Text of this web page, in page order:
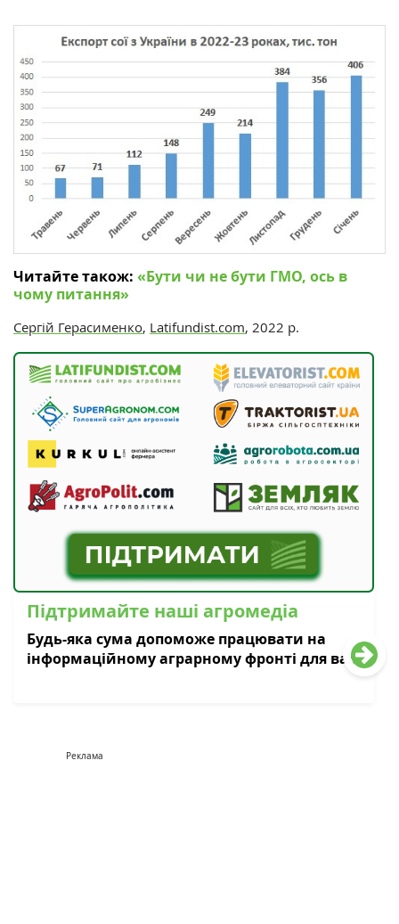
Читайте також: «‎Бути чи не бути ГМО, ось в
чому питання»
Сергій Герасименко, Latifundist.com, 2022 р.
Підтримайте наші агромедіа
Будь-яка сума допоможе працювати на
інформаційному аграрному фронті для вас
Реклама